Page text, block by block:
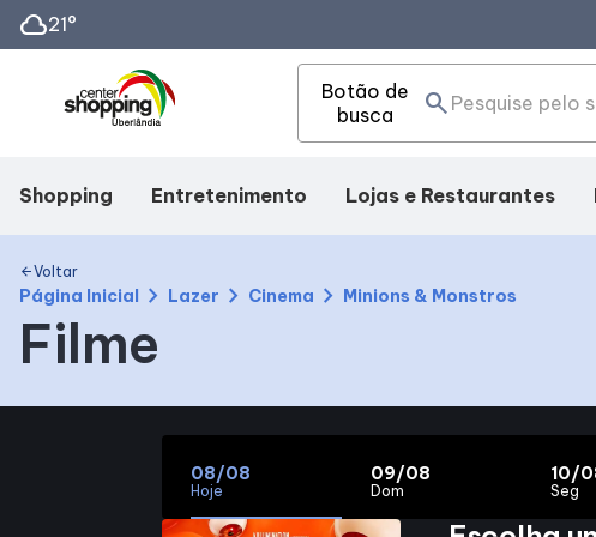
cloud21°
Botão de
busca
search
Shopping
Mapa Interno
Facilidades
Como Chegar
Entretenimento
Eventos
Fique por dentro
Lojas e Restaurantes
arrow_backVoltar
Página Inicial chevron_right Lazer chevron_right Cinema chevron_right Minions & Monstros
Filme
08/08
Hoje
09/08
Dom
10/
Seg